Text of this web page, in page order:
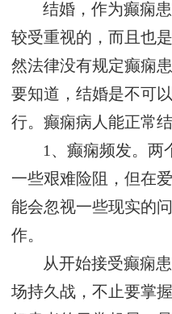
结婚，作为癫痫
较受重视的，而且也
然法律没有规定癫痫
要知道，结婚是不可
行。癫痫病人能正常
1、癫痫频发。两
一些艰难险阻，但在
能会忽视一些现实的
作。
从开始接受癫痫
场持久战，不止要掌